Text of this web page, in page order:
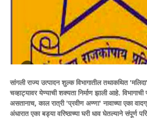
सांगली राज्य उत्पादन शुल्क विभागातील तथाकथित
चव्हाट्यावर येण्याची शक्यता निर्माण झाली आहे. विभागाची
असतानाच, काल रात्री 'प्रवीण अण्णा' नावाच्या एका
अंधारात एका बड्या वरिष्ठाच्या घरी धाव घेतल्याने संपूर्ण